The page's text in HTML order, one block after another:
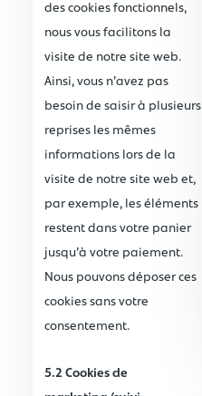
des cookies fonctionnels,
nous vous facilitons la
visite de notre site web.
Ainsi, vous n’avez pas
besoin de saisir à plusieurs
reprises les mêmes
informations lors de la
visite de notre site web et,
par exemple, les éléments
restent dans votre panier
jusqu’à votre paiement.
Nous pouvons déposer ces
cookies sans votre
consentement.
5.2 Cookies de